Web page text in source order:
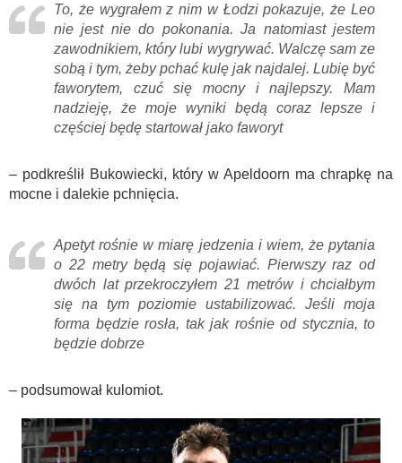
To, że wygrałem z nim w Łodzi pokazuje, że Leo
nie jest nie do pokonania. Ja natomiast jestem
zawodnikiem, który lubi wygrywać. Walczę sam ze
sobą i tym, żeby pchać kulę jak najdalej. Lubię być
faworytem, czuć się mocny i najlepszy. Mam
nadzieję, że moje wyniki będą coraz lepsze i
częściej będę startował jako faworyt
– podkreślił Bukowiecki, który w Apeldoorn ma chrapkę na
mocne i dalekie pchnięcia.
Apetyt rośnie w miarę jedzenia i wiem, że pytania
o 22 metry będą się pojawiać. Pierwszy raz od
dwóch lat przekroczyłem 21 metrów i chciałbym
się na tym poziomie ustabilizować. Jeśli moja
forma będzie rosła, tak jak rośnie od stycznia, to
będzie dobrze
– podsumował kulomiot.